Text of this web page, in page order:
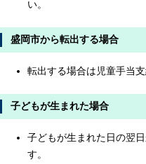
い。
盛岡市から転出する場合
転出する場合は児童手当
子どもが生まれた場合
子どもが生まれた日の翌
す。